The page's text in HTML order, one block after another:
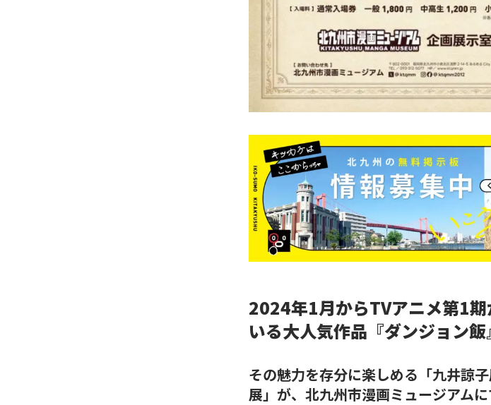
2024年1月からTVアニメ第1
いる大人気作品『ダンジョン飯
その魅力を存分に楽しめる「九井諒
展」が、北九州市漫画ミュージアム